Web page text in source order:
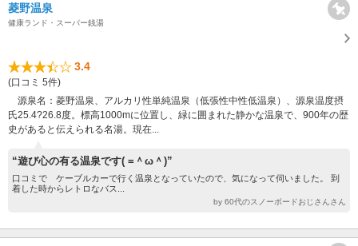
菱野温泉
健康ランド・スーパー銭湯
3.4
(口コミ 5件)
源泉名：菱野温泉、アルカリ性単純温泉（低張性中性低温泉）、源泉温度摂
氏25.4?26.8度。標高1000mに位置し、緑に囲まれた静かな温泉で、900年の歴
史があると伝えられる名湯。現在...
“遊び心の有る温泉です( =＾ω＾)”
口コミで ケーブルカーで行く温泉となっていたので、気になって伺いました。 到
着した時からレトロなバス...
by 60代のスノーボードおじさんさん